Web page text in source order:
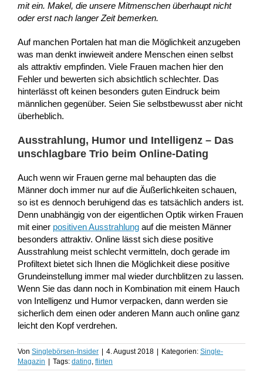
mit ein. Makel, die unsere Mitmenschen überhaupt nicht
oder erst nach langer Zeit bemerken.
Auf manchen Portalen hat man die Möglichkeit anzugeben
was man denkt inwieweit andere Menschen einen selbst
als attraktiv empfinden. Viele Frauen machen hier den
Fehler und bewerten sich absichtlich schlechter. Das
hinterlässt oft keinen besonders guten Eindruck beim
männlichen gegenüber. Seien Sie selbstbewusst aber nicht
überheblich.
Ausstrahlung, Humor und Intelligenz – Das
unschlagbare Trio beim Online-Dating
Auch wenn wir Frauen gerne mal behaupten das die
Männer doch immer nur auf die Äußerlichkeiten schauen,
so ist es dennoch beruhigend das es tatsächlich anders ist.
Denn unabhängig von der eigentlichen Optik wirken Frauen
mit einer positiven Ausstrahlung auf die meisten Männer
besonders attraktiv. Online lässt sich diese positive
Ausstrahlung meist schlecht vermitteln, doch gerade im
Profiltext bietet sich Ihnen die Möglichkeit diese positive
Grundeinstellung immer mal wieder durchblitzen zu lassen.
Wenn Sie das dann noch in Kombination mit einem Hauch
von Intelligenz und Humor verpacken, dann werden sie
sicherlich dem einen oder anderen Mann auch online ganz
leicht den Kopf verdrehen.
Von Singlebörsen-Insider 4. August 2018 Kategorien: Single-
Magazin
Tags: dating, flirten